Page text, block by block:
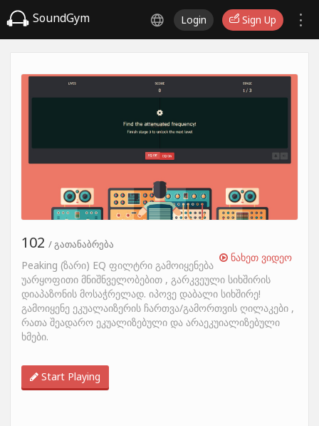
SoundGym Login Sign Up
ნახეთ ვიდეო
102 / გათანაბრება
Peaking (ზარი) EQ ფილტრი გამოიყენება
უარყოფითი მნიშნველობებით , გარკვეული სიხშირის
დიაპაზონის მოსაჭრელად. იპოვე დაბალი სიხშირე!
გამოიყენე ეკუალაიზერის ჩართვა/გამორთვის ღილაკები ,
რათა შეადარო ეკუალიზებული და არაეკუიალიზებული
ხმები.
Start Playing